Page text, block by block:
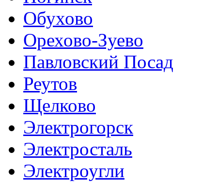
Обухово
Орехово-Зуево
Павловский Посад
Реутов
Щелково
Электрогорск
Электросталь
Электроугли